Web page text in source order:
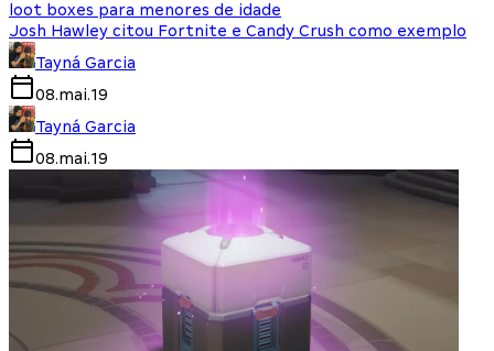
loot boxes para menores de idade
Josh Hawley citou Fortnite e Candy Crush como exemplo
Tayná Garcia
08.mai.19
Tayná Garcia
08.mai.19